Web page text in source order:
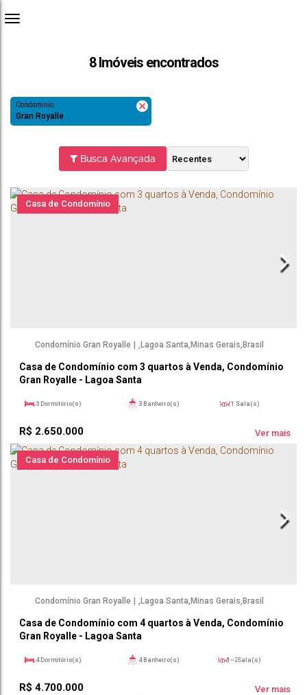
8 Imóveis encontrados
Condomínio:
Gran Royalle
Busca Avançada
Casa de Condomínio
Casa de Condomínio com 3 quartos à Venda, Condomínio
Gran Royalle - Lagoa Santa
R$ 2.650.000
Condomínio Gran Royalle Lagoa Santa Minas Gerais Brasil
3 Dormitório(s) 3 Banheiro(s) 1 Sala(s)
Útil:
260m² Ver mais
Casa de Condomínio
Casa de Condomínio com 4 quartos à Venda, Condomínio
Gran Royalle - Lagoa Santa
R$ 4.700.000
Condomínio Gran Royalle Lagoa Santa Minas Gerais Brasil
4 Dormitório(s) 4 Banheiro(s) 1 ~ 2Sala(s)
Ver mais